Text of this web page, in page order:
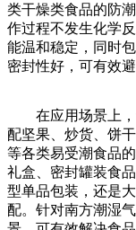
类干燥类食品的防
作过程不发生化学
能温和稳定，同时
密封性好，可有效
在应用场景上，
配坚果、炒货、饼
等各类易受潮食品
礼盒、密封罐装食
型单品包装，还是
配。针对南方潮湿